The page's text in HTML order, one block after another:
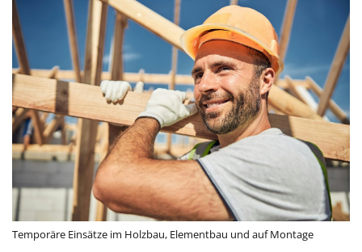
Temporäre Einsätze im Holzbau, Elementbau und auf Montage